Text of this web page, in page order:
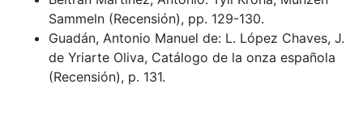
Sammeln (Recensión), pp. 129-130.
Guadán, Antonio Manuel de: L. López Chaves, J.
de Yriarte Oliva, Catálogo de la onza española
(Recensión), p. 131.